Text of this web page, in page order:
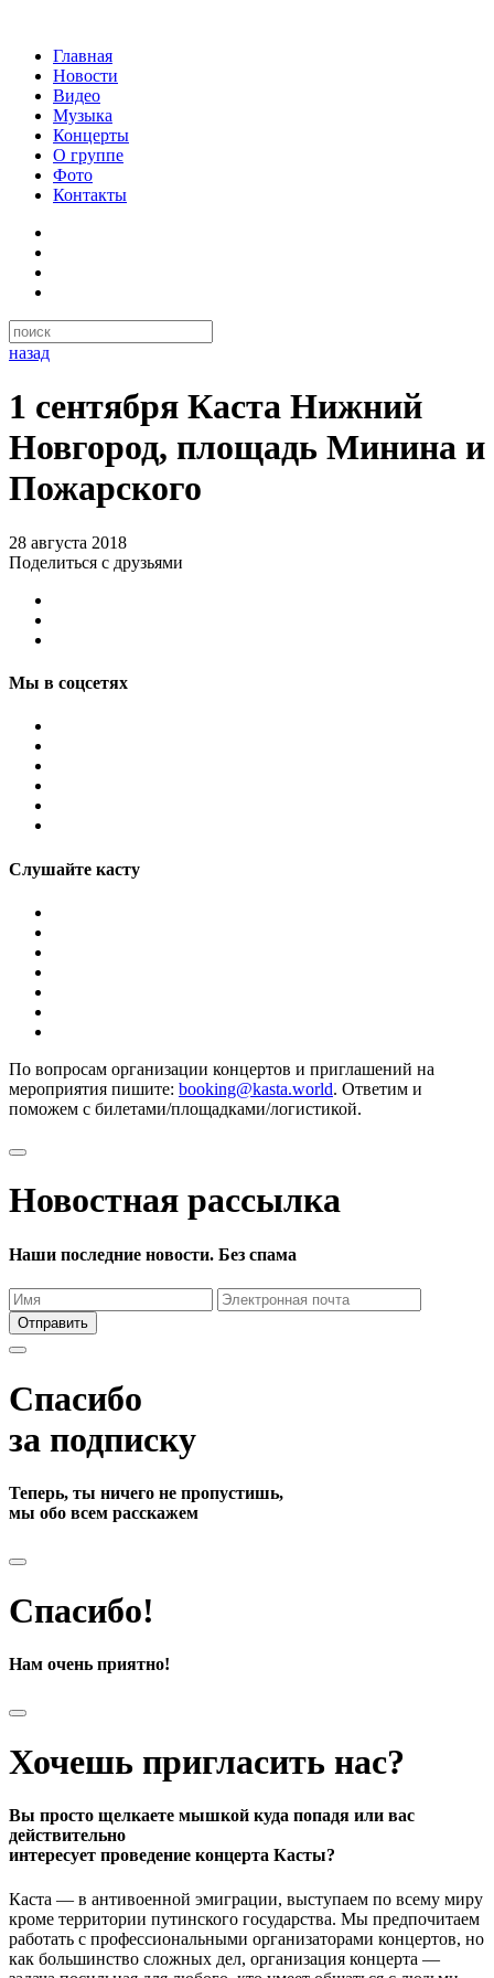
Главная
Новости
Видео
Музыка
Концерты
О группе
Фото
Контакты
назад
1 сентября Каста Нижний
Новгород, площадь Минина и
Пожарского
28 августа 2018
Поделиться с друзьями
Мы в соцсетях
Слушайте касту
По вопросам организации концертов и приглашений на
мероприятия пишите: booking@kasta.world. Ответим и
поможем с билетами/площадками/логистикой.
Новостная рассылка
Наши последние новости. Без спама
Отправить
Спасибо
за подписку
Теперь, ты ничего не пропустишь,
мы обо всем расскажем
Спасибо!
Нам очень приятно!
Хочешь пригласить нас?
Вы просто щелкаете мышкой куда попадя или вас
действительно
интересует проведение концерта Касты?
Каста — в антивоенной эмиграции, выступаем по всему миру
кроме территории путинского государства. Мы предпочитаем
работать с профессиональными организаторами концертов, но
как большинство сложных дел, организация концерта —